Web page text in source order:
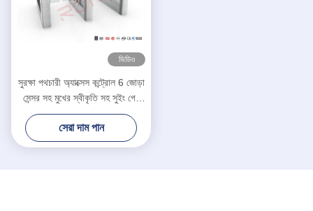
ভিডিও
সুরক্ষা পথচারী অ্যাক্সেস কন্ট্রোল 6 জোড়া
সেন্সর সহ মুখের স্বীকৃতি সহ সুইং গেট
টার্নস্টাইল
সেরা দাম পান